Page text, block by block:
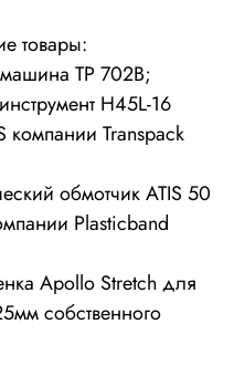
товары:
машина TP 702В;
H45L-16
компании Transpack
обмотчик ATIS 50
Plasticband
Apollo Stretch для
собственного